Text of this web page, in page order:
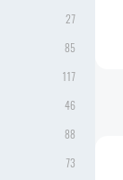
27
85
117
46
88
73